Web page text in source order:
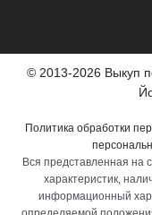
© 2013-2026 Выкуп
Политика обработки
Вся представленная на
характеристик,
информационный